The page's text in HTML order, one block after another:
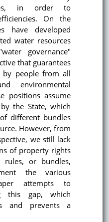
in order to
On the
have developed
water resources
governance"
that guarantees
by people from all
environmental
positions assume
the State, which
different bundles
However, from
we still lack
of property rights
or bundles,
the various
attempts to
this gap, which
and prevents a